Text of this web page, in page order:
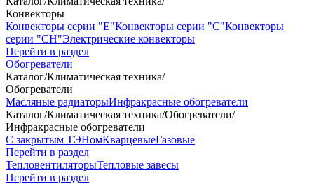
Конвекторы
Конвекторы серии "Е"Конвекторы серии "С"Конвекторы
серии "СН"Электрические конвекторы
Перейти в раздел
Обогреватели
Каталог/Климатическая техника/
Обогреватели
Масляные радиаторыИнфракрасные обогреватели
Каталог/Климатическая техника/Обогреватели/
Инфракрасные обогреватели
С закрытым ТЭНомКварцевыеГазовые
Перейти в раздел
ТепловентиляторыТепловые завесы
Перейти в раздел